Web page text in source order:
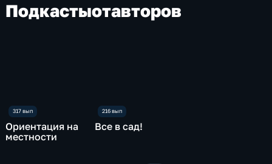
Подкастыотавторов
Ориентация на
местности
Все в сад!